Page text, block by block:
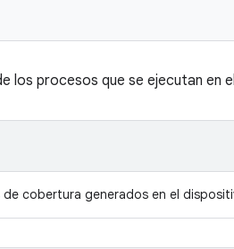
los procesos que se ejecutan en
de cobertura generados en el